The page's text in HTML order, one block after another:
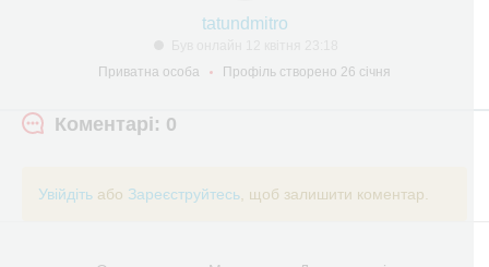
tatundmitro
Приватна особа
Профіль створено 26 січня
Коментарі: 0
Увійдіть або Зареєструйтесь , щоб залишити коментар.